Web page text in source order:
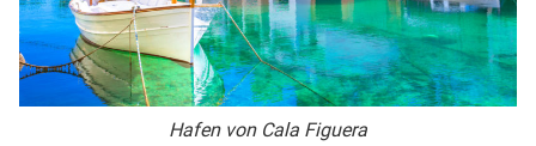
Hafen von Cala Figuera